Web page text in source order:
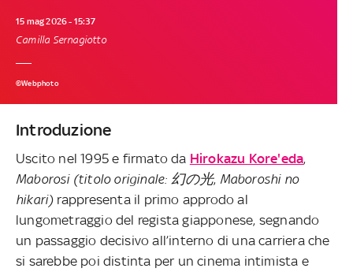
15 mag 2026 - 15:37
Camilla Sernagiotto
©Webphoto
Introduzione
Uscito nel 1995 e firmato da Hirokazu Kore'eda,
Maborosi (titolo originale: 幻の光, Maboroshi no
hikari) rappresenta il primo approdo al
lungometraggio del regista giapponese, segnando
un passaggio decisivo all’interno di una carriera che
si sarebbe poi distinta per un cinema intimista e